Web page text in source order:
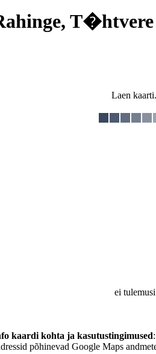
Laen
ei
kaardi kohta ja kasutustingimused
põhinevad Google Maps